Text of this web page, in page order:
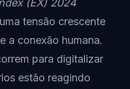
tensão crescente
a conexão humana.
para digitalizar
estão reagindo